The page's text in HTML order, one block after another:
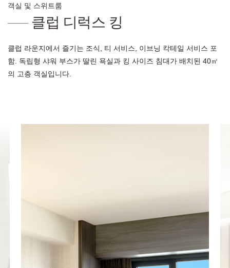
객실 및 스위트룸
클럽 디럭스 킹
클럽 라운지에서 즐기는 조식, 티 서비스, 이브닝 칵테일 서비스 포
함. 독립형 샤워 부스가 딸린 욕실과 킹 사이즈 침대가 배치된 40㎡
의 고층 객실입니다.